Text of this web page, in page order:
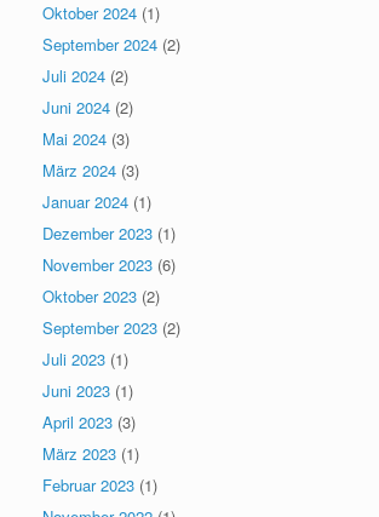
Oktober 2024 (1)
September 2024 (2)
Juli 2024 (2)
Juni 2024 (2)
Mai 2024 (3)
März 2024 (3)
Januar 2024 (1)
Dezember 2023 (1)
November 2023 (6)
Oktober 2023 (2)
September 2023 (2)
Juli 2023 (1)
Juni 2023 (1)
April 2023 (3)
März 2023 (1)
Februar 2023 (1)